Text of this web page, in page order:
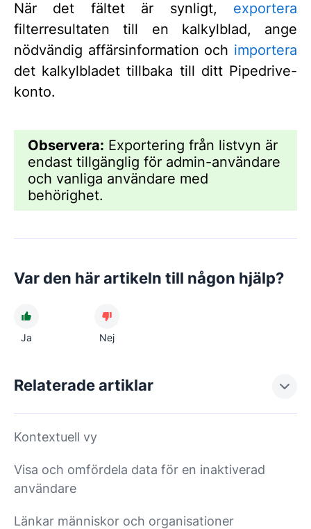
När det fältet är synligt, exportera
filterresultaten till en kalkylblad, ange
nödvändig affärsinformation och importera
det kalkylbladet tillbaka till ditt Pipedrive-
konto.
Observera: Exportering från listvyn är
endast tillgänglig för admin-användare
och vanliga användare med
behörighet.
Var den här artikeln till någon hjälp?
Ja Nej
Relaterade artiklar
Kontextuell vy
Visa och omfördela data för en inaktiverad
användare
Länkar människor och organisationer